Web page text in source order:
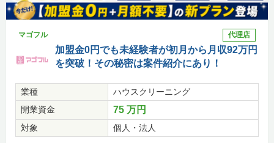
マゴフル 代理店
加盟金0円でも未経験者が初月から月収92万円
を突破！その秘密は案件紹介にあり！
業種
ハウスクリーニング
開業資金
75 万円
対象 個人・法人